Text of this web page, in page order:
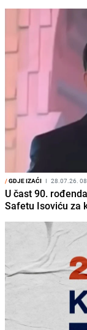
/GDJE IZAĆI I 28.07.26.
U čast 90.
Safetu Isoviću za